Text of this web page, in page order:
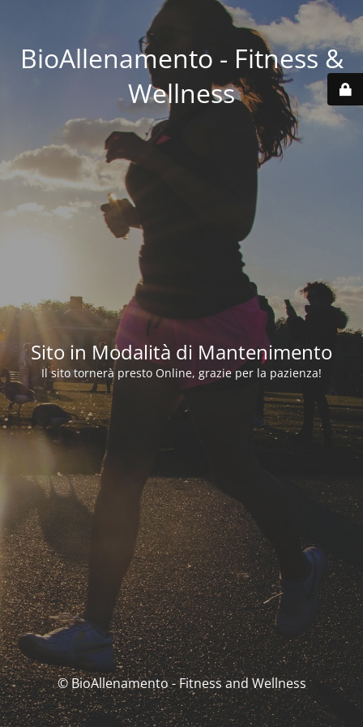
BioAllenamento - Fitness &
Wellness
Sito in Modalità di Mantenimento
Il sito tornerà presto Online, grazie per la pazienza!
© BioAllenamento - Fitness and Wellness